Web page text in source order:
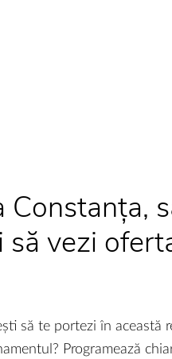
Constanța,
vezi
să te portezi în această
Programează